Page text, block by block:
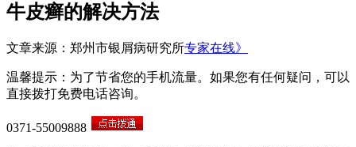
牛皮癣的解决方法
文章来源：郑州市银屑病研究所专家在线》
温馨提示：为了节省您的手机流量。如果您有任何疑问，可以
直接拨打免费电话咨询。
0371-55009888